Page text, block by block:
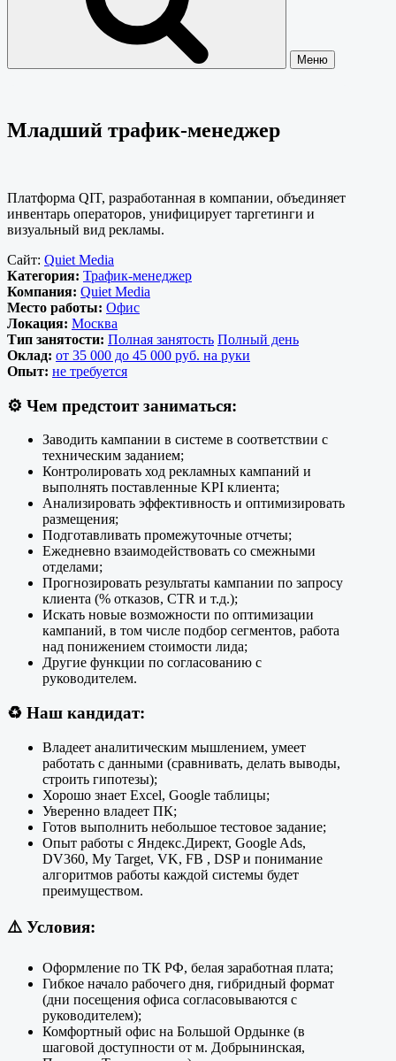
Меню
Младший трафик-менеджер
Платформа QIT, разработанная в компании, объединяет
инвентарь операторов, унифицирует таргетинги и
визуальный вид рекламы.
Сайт: Quiet Media
Категория: Трафик-менеджер
Компания: Quiet Media
Место работы: Офис
Локация: Москва
Тип занятости: Полная занятость Полный день
Оклад: от 35 000 до 45 000 руб. на руки
Опыт: не требуется
⚙️ Чем предстоит заниматься:
Заводить кампании в системе в соответствии с
техническим заданием;
Контролировать ход рекламных кампаний и
выполнять поставленные KPI клиента;
Анализировать эффективность и оптимизировать
размещения;
Подготавливать промежуточные отчеты;
Ежедневно взаимодействовать со смежными
отделами;
Прогнозировать результаты кампании по запросу
клиента (% отказов, CTR и т.д.);
Искать новые возможности по оптимизации
кампаний, в том числе подбор сегментов, работа
над понижением стоимости лида;
Другие функции по согласованию с
руководителем.
♻️ Наш кандидат:
Владеет аналитическим мышлением, умеет
работать с данными (сравнивать, делать выводы,
строить гипотезы);
Хорошо знает Excel, Google таблицы;
Уверенно владеет ПК;
Готов выполнить небольшое тестовое задание;
Опыт работы с Яндекс.Директ, Google Ads,
DV360, My Target, VK, FB , DSP и понимание
алгоритмов работы каждой системы будет
преимуществом.
⚠️ Условия:
Оформление по ТК РФ, белая заработная плата;
Гибкое начало рабочего дня, гибридный формат
(дни посещения офиса согласовываются с
руководителем);
Комфортный офис на Большой Ордынке (в
шаговой доступности от м. Добрынинская,